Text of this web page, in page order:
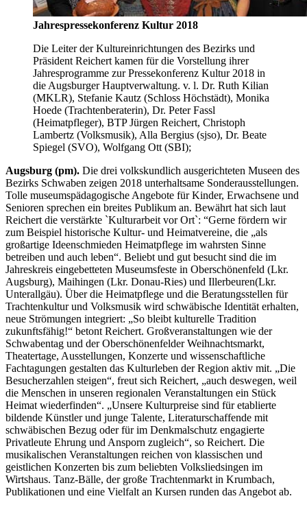
Jahrespressekonferenz Kultur 2018
Die Leiter der Kultureinrichtungen des Bezirks und
Präsident Reichert kamen für die Vorstellung ihrer
Jahresprogramme zur Pressekonferenz Kultur 2018 in
die Augsburger Hauptverwaltung. v. l. Dr. Ruth Kilian
(MKLR), Stefanie Kautz (Schloss Höchstädt), Monika
Hoede (Trachtenberaterin), Dr. Peter Fassl
(Heimatpfleger), BTP Jürgen Reichert, Christoph
Lambertz (Volksmusik), Alla Bergius (sjso), Dr. Beate
Spiegel (SVO), Wolfgang Ott (SBI);
Augsburg (pm). Die drei volkskundlich ausgerichteten Museen des
Bezirks Schwaben zeigen 2018 unterhaltsame Sonderausstellungen.
Tolle museumspädagogische Angebote für Kinder, Erwachsene und
Senioren sprechen ein breites Publikum an. Bewährt hat sich laut
Reichert die verstärkte `Kulturarbeit vor Ort`: “Gerne fördern wir
zum Beispiel historische Kultur- und Heimatvereine, die „als
großartige Ideenschmieden Heimatpflege im wahrsten Sinne
betreiben und auch leben“. Beliebt und gut besucht sind die im
Jahreskreis eingebetteten Museumsfeste in Oberschönenfeld (Lkr.
Augsburg), Maihingen (Lkr. Donau-Ries) und Illerbeuren(Lkr.
Unterallgäu). Über die Heimatpflege und die Beratungsstellen für
Trachtenkultur und Volksmusik wird schwäbische Identität erhalten,
neue Strömungen integriert: „So bleibt kulturelle Tradition
zukunftsfähig!“ betont Reichert. Großveranstaltungen wie der
Schwabentag und der Oberschönenfelder Weihnachtsmarkt,
Theatertage, Ausstellungen, Konzerte und wissenschaftliche
Fachtagungen gestalten das Kulturleben der Region aktiv mit. „Die
Besucherzahlen steigen“, freut sich Reichert, „auch deswegen, weil
die Menschen in unseren regionalen Veranstaltungen ein Stück
Heimat wiederfinden“. „Unsere Kulturpreise sind für etablierte
bildende Künstler und junge Talente, Literaturschaffende mit
schwäbischen Bezug oder für im Denkmalschutz engagierte
Privatleute Ehrung und Ansporn zugleich“, so Reichert. Die
musikalischen Veranstaltungen reichen von klassischen und
geistlichen Konzerten bis zum beliebten Volksliedsingen im
Wirtshaus. Tanz-Bälle, der große Trachtenmarkt in Krumbach,
Publikationen und eine Vielfalt an Kursen runden das Angebot ab.